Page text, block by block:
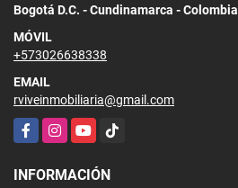
Bogotá D.C. - Cundinamarca - Colombia
MÓVIL
+573026638338
EMAIL
rviveinmobiliaria@gmail.com
FacebookInstagramYouTubeTikTok
INFORMACIÓN